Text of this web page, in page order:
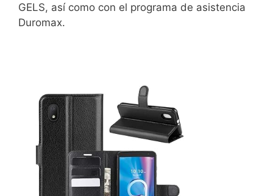
GELS, así como con el programa de asistencia
Duromax.